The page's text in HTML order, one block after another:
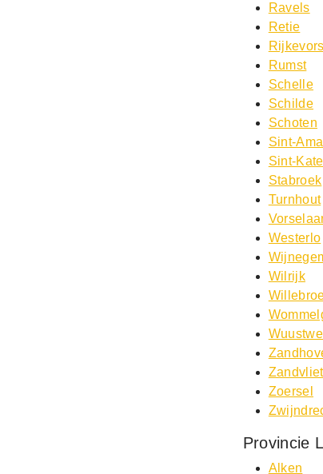
Ravels
Retie
Rumst
Schelle
Schilde
Schoten
Sint-
Sint-
Stabroek
Turnhout
Westerlo
Wilrijk
Zandvliet
Zoersel
Provincie
Alken